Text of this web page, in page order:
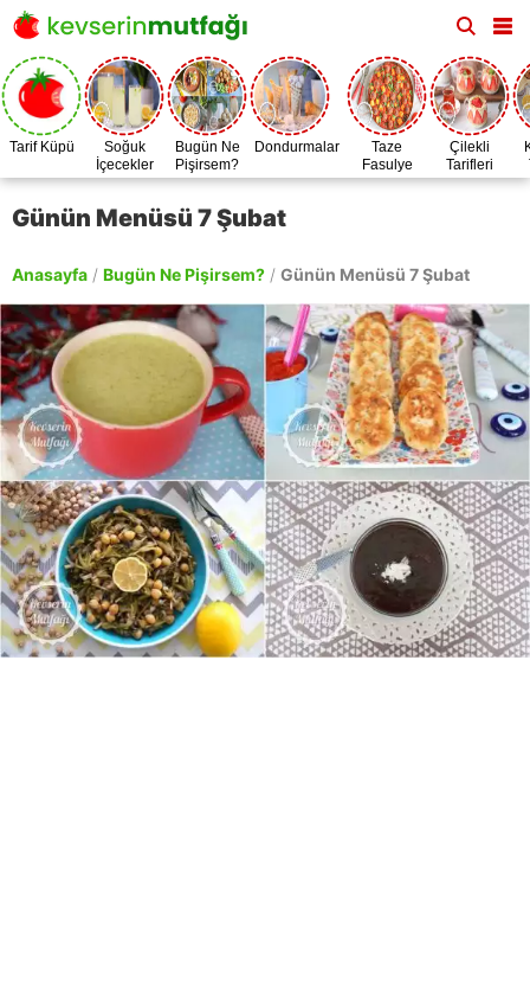
Tarif Küpü
Soğuk
İçecekler
Bugün Ne
Pişirsem?
Dondurmalar
Taze
Fasulye
Zamanı
Çilekli
Tarifleri
Günün Menüsü 7 Şubat
Anasayfa / Bugün Ne Pişirsem? / Günün Menüsü 7 Şubat